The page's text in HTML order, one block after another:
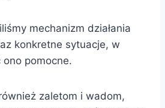
mechanizm działania
konkretne sytuacje, w
pomocne.
zaletom i wadom,